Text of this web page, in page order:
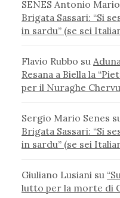
SENES Antonio Mario
Brigata Sassari: “Si
in sardu” (se sei
Flavio Rubbo su
Resana a Biella la
per il Nuraghe Chervu
Sergio Mario Senes
Brigata Sassari: “Si
in sardu” (se sei
Giuliano Lusiani su
lutto per la morte di